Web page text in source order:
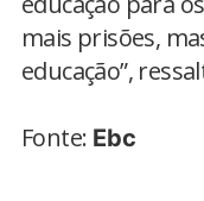
mais prisões,
educação”,
Fonte: Ebc